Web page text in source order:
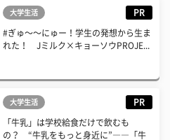
大学生活 PR
#ぎゅ〜〜にゅー！学生の発想から生ま
れた！ Jミルク×キョーソウPROJE...
大学生活 PR
「牛乳」は学校給食だけで飲むも
の？ “牛乳をもっと身近に”――「牛